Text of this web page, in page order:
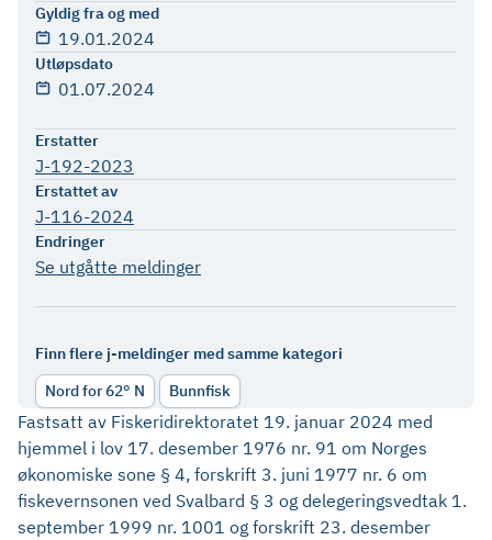
Gyldig fra og med
19.01.2024
Utløpsdato
01.07.2024
Erstatter
J-192-2023
Erstattet av
J-116-2024
Endringer
Se utgåtte meldinger
Finn flere j-meldinger med samme kategori
Nord for 62° N
Bunnfisk
Fastsatt av Fiskeridirektoratet 19. januar 2024 med
hjemmel i lov 17. desember 1976 nr. 91 om Norges
økonomiske sone § 4, forskrift 3. juni 1977 nr. 6 om
fiskevernsonen ved Svalbard § 3 og delegeringsvedtak 1.
september 1999 nr. 1001 og forskrift 23. desember